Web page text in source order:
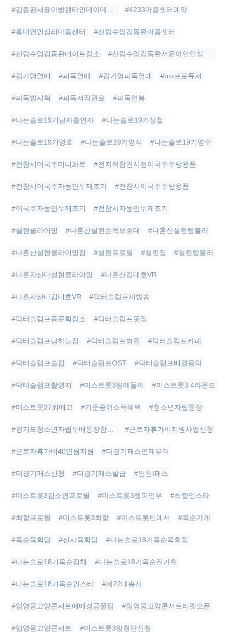
#4233마음센터예약
#홍대연인심리마음센터 #신랑수업김동완마음센터
#신랑수업김동완데이트장소
#김가영열애 #피독열애 #김가영피독열애 #bts프로듀서
#피독방시혁 #피독저작권료 #피독연봉
#나는솔로19기남자출연자 #나는솔로19기상철
#나는솔로19기영호 #나는솔로19기영식 #나는솔로19기영수
#전참시이국주미니화로 #전지적참견시점이국주주방용품
#전참시이국주자동만두제조기 #전참시이국주주방용품
#이국주자동만두제조기 #전참시자동만두제조기
#설현클라이밍 #나혼산설현손목보호대 #나혼산설현텀블러
#나혼산설현클라이밍짐 #설현프로필 #설현집 #설현텀블러
#나혼자산다설현클라이밍 #나혼산김대호VR
#나혼자산다김대호VR #닥터슬럼프재방송
#닥터슬럼프동문회장소 #닥터슬럼프옷집
#닥터슬럼프남하늘집 #닥터슬럼프병원 #닥터슬럼프카페
#닥터슬럼프술집 #닥터슬럼프OST #닥터슬럼프배경음악
#닥터슬럼프촬영지 #미스트롯3팀메들리 #미스트롯3 4라운드
#미스트롯37회예고 #기준중위소득혜택 #청소년자립통장
#근로자휴가비지원사업신청
#근로자휴가비40만원지원 #더경기패스언제부터
#더경기패스신청 #더경기패스발급 #인천I패스
#미스트롯3김소연프로필 #미스트롯3챔피언부 #최향인스타
#최향프로필 #미스트롯3최향 #미스트롯빈예서 #옥순가게
#옥순육회담 #신사육회담 #나는솔로18기옥순육회집
#나는솔로18기옥순정체 #나는솔로18기옥순진가현
#나는솔로18기옥순인스타 #제22대총선
#임영웅고양콘서트예매성공꿀팁 #임영웅고양콘서트티켓오픈
#임영웅고양콘서트 #미스트롯3방청단신청